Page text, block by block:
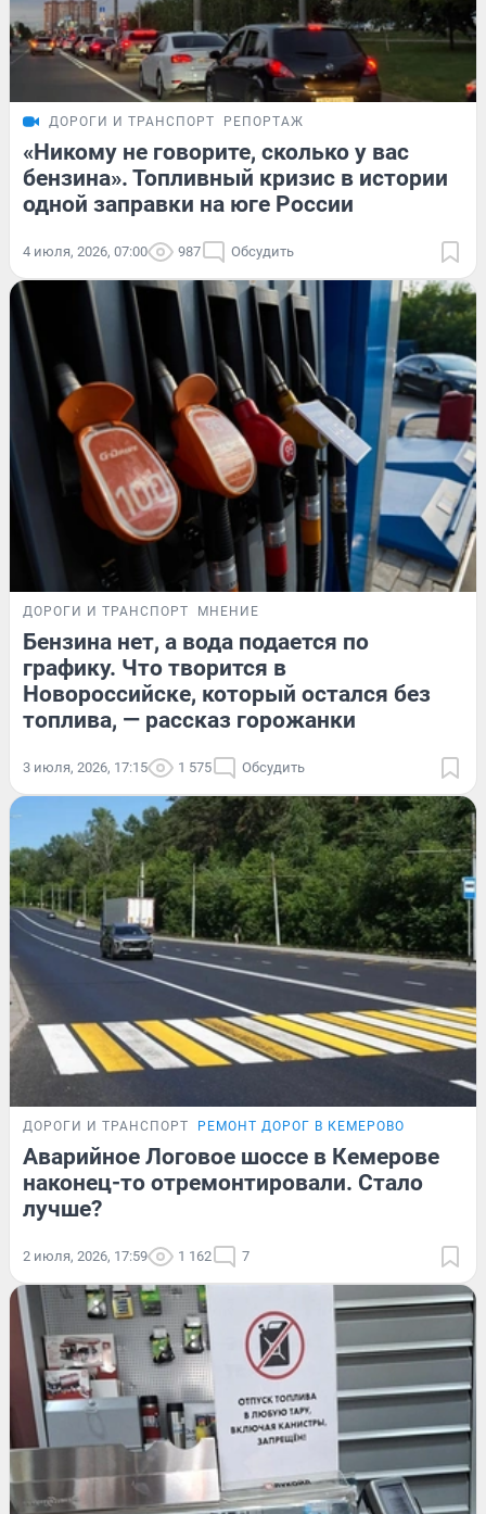
ДОРОГИ И ТРАНСПОРТ РЕПОРТАЖ
«Никому не говорите, сколько у вас
бензина». Топливный кризис в истории
одной заправки на юге России
4 июля, 2026, 07:00 987 Обсудить
ДОРОГИ И ТРАНСПОРТ МНЕНИЕ
Бензина нет, а вода подается по
графику. Что творится в
Новороссийске, который остался без
топлива, — рассказ горожанки
3 июля, 2026, 17:15 1 575 Обсудить
ДОРОГИ И ТРАНСПОРТ РЕМОНТ ДОРОГ В КЕМЕРОВО
Аварийное Логовое шоссе в Кемерове
наконец-то отремонтировали. Стало
лучше?
2 июля, 2026, 17:59 1 162 7